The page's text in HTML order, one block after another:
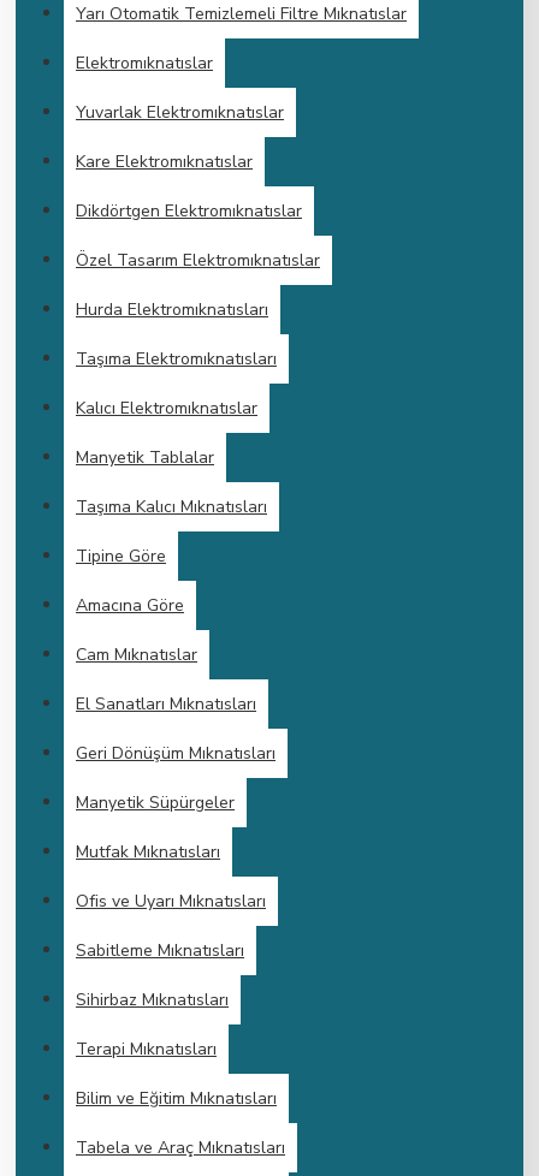
Yarı Otomatik Temizlemeli Filtre Mıknatıslar
Elektromıknatıslar
Yuvarlak Elektromıknatıslar
Kare Elektromıknatıslar
Dikdörtgen Elektromıknatıslar
Özel Tasarım Elektromıknatıslar
Hurda Elektromıknatısları
Taşıma Elektromıknatısları
Kalıcı Elektromıknatıslar
Manyetik Tablalar
Taşıma Kalıcı Mıknatısları
Tipine Göre
Amacına Göre
Cam Mıknatıslar
El Sanatları Mıknatısları
Geri Dönüşüm Mıknatısları
Manyetik Süpürgeler
Mutfak Mıknatısları
Ofis ve Uyarı Mıknatısları
Sabitleme Mıknatısları
Sihirbaz Mıknatısları
Terapi Mıknatısları
Bilim ve Eğitim Mıknatısları
Tabela ve Araç Mıknatısları